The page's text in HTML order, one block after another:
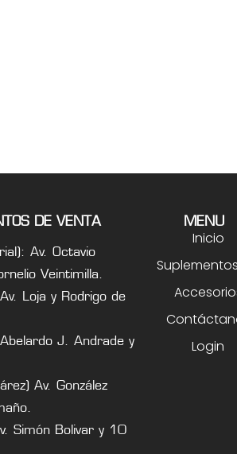
DE VENTA
Av. Octavio
Veintimilla.
Loja y Rodrigo de
J. Andrade y
Av. González
Simón Bolivar y 10
MENU
Inicio
Suplementos
Login